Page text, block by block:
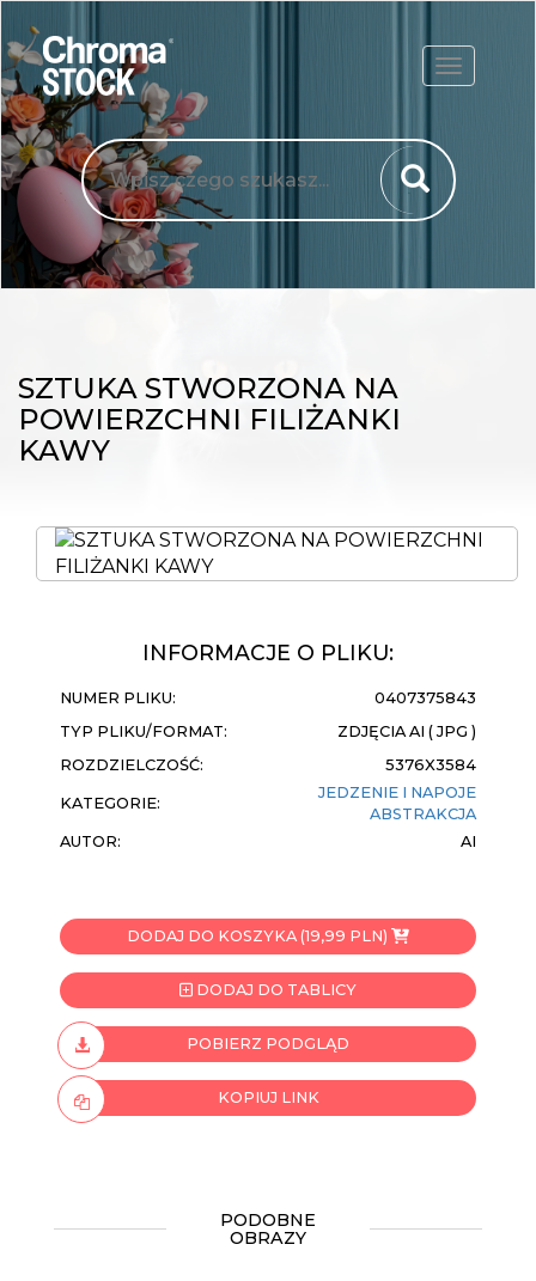
SZTUKA STWORZONA NA
POWIERZCHNI FILIŻANKI
KAWY
INFORMACJE O PLIKU:
NUMER PLIKU:
0407375843
TYP PLIKU/FORMAT:
ZDJĘCIA AI ( JPG )
ROZDZIELCZOŚĆ:
5376X3584
KATEGORIE:
JEDZENIE I NAPOJE
ABSTRAKCJA
AUTOR:
AI
DODAJ DO KOSZYKA (19,99 PLN)
DODAJ DO TABLICY
POBIERZ PODGLĄD
KOPIUJ LINK
PODOBNE
OBRAZY